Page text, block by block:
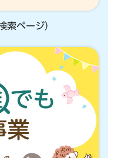
索ページ）